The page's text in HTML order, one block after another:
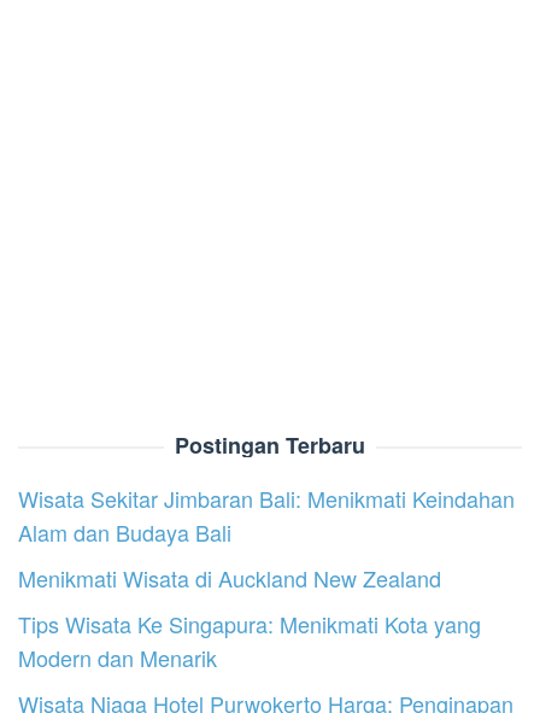
Postingan Terbaru
Wisata Sekitar Jimbaran Bali: Menikmati Keindahan
Alam dan Budaya Bali
Menikmati Wisata di Auckland New Zealand
Tips Wisata Ke Singapura: Menikmati Kota yang
Modern dan Menarik
Wisata Niaga Hotel Purwokerto Harga: Penginapan